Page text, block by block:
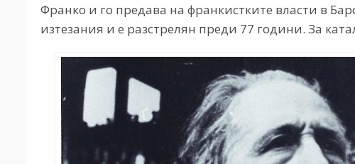
Франко и го предава на франкистките власти в
изтезания и е разстрелян преди 77 години. За